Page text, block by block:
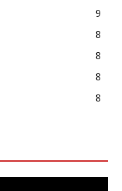
9
8
8
8
8